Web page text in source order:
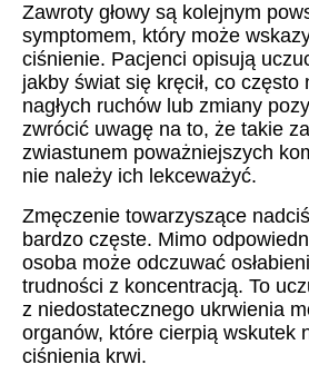
Zawroty głowy są kolejnym
symptomem, który może
ciśnienie. Pacjenci opisują
jakby świat się kręcił, co
nagłych ruchów lub zmiany
zwrócić uwagę na to, że takie
zwiastunem poważniejszych
nie należy ich lekceważyć.
Zmęczenie towarzyszące
bardzo częste. Mimo
osoba może odczuwać
trudności z koncentracją. To
z niedostatecznego ukrwienia
organów, które cierpią wskutek
ciśnienia krwi.